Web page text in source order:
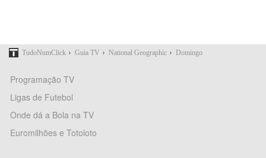
TudoNumClick › Guia TV › National Geographic › Domingo
Programação TV
Ligas de Futebol
Onde dá a Bola na TV
Euromilhões e Totoloto